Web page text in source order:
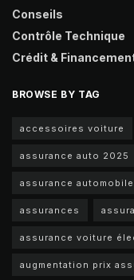
Conseils
Contrôle Technique
Crédit &
BROWSE BY TAG
accessoires voiture
assurance auto 2025
assurance automobile
assurances
assurance voiture
augmentation prix